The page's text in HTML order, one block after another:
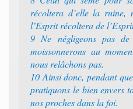
récoltera d’elle la ruine,
l’Esprit récoltera de
9 Ne négligeons pas
moissonnerons au
nous relâchons pas.
10 Ainsi donc, pendant
pratiquons le bien envers
nos proches dans la foi.